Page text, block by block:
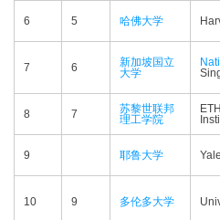
6 5 哈佛大学
7 6
新加坡国立
大学
8 7
苏黎世联邦
理工学院
9 耶鲁大学
10 9 多伦多大学